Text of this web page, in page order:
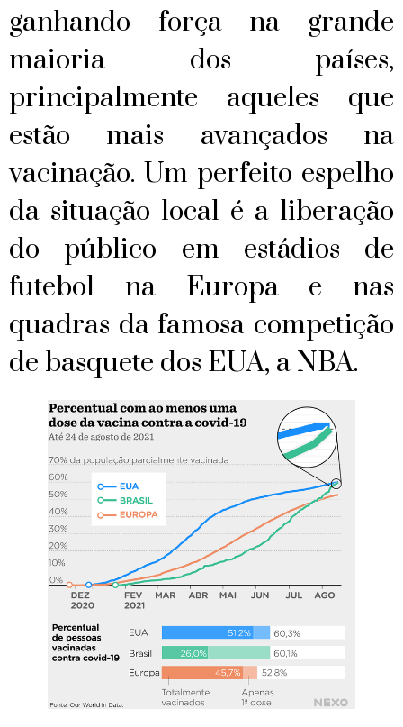
ganhando força na grande
maioria dos países,
principalmente aqueles que
estão mais avançados na
vacinação. Um perfeito espelho
da situação local é a liberação
do público em estádios de
futebol na Europa e nas
quadras da famosa competição
de basquete dos EUA, a NBA.